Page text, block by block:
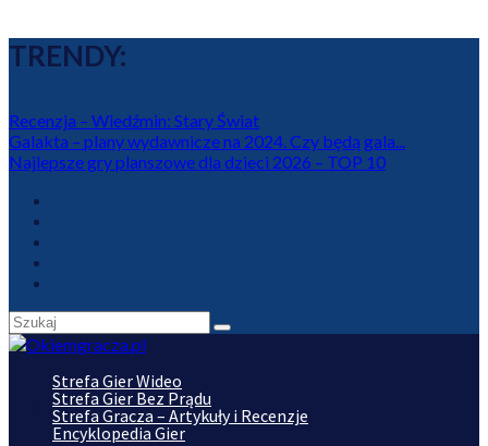
TRENDY:
Recenzja – Wiedźmin: Stary Świat
Galakta – plany wydawnicze na 2024. Czy będą gala...
Najlepsze gry planszowe dla dzieci 2026 – TOP 10
Strefa Gier Wideo
Strefa Gier Bez Prądu
Strefa Gracza – Artykuły i Recenzje
Encyklopedia Gier